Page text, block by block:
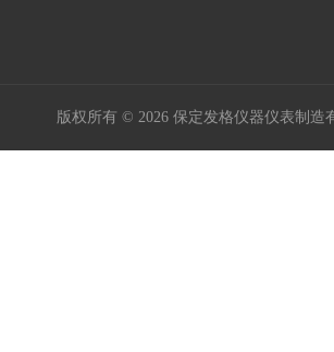
版权所有 © 2026 保定发格仪器仪表制造